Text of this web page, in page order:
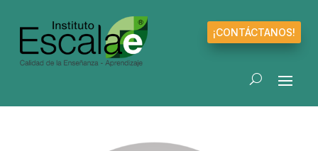
¡CONTÁCTANOS!